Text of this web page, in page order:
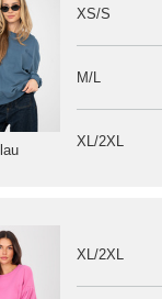
XL/2XL
XS/S
M/L
XL/2XL